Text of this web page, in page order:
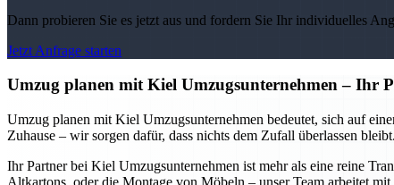
Dann probieren Sie es jetzt aus und fordern Sie Ihr individuelles
Jetzt Anfrage starten
Umzug planen mit Kiel Umzugsunternehmen – Ihr
Umzug planen mit Kiel Umzugsunternehmen bedeutet, sich auf
Zuhause – wir sorgen dafür, dass nichts dem Zufall überlassen
Ihr Partner bei Kiel Umzugsunternehmen ist mehr als eine reine
Altkartons, oder die Montage von Möbeln – unser Team arbeitet